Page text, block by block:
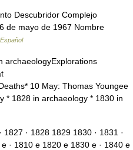
Descubridor Complejo
de mayo de 1967 Nombre
archaeologyExplorations
10 May: Thomas Youngee
* 1828 in archaeology * 1830 in
· 1828 1829 1830 · 1831 ·
· 1810 е 1820 е 1830 е · 1840 е